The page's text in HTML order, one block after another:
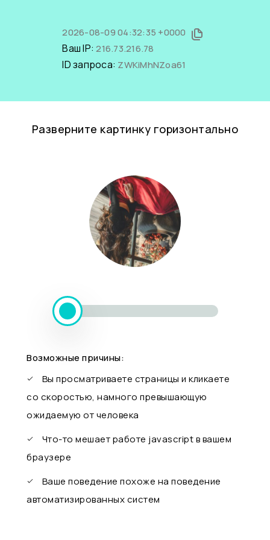
2026-08-09 04:32:35 +0000
Ваш IP:216.73.216.78
ID запроса: ZWKiMhNZoa61
Разверните картинку горизонтально
Возможные причины:
Вы просматриваете страницы и кликаете
со скоростью, намного превышающую
ожидаемую от человека
Что-то мешает работе javascript в вашем
браузере
Ваше поведение похоже на поведение
автоматизированных систем